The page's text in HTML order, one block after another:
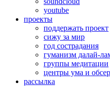
youtube
проекты
поддержать проект
сижу за мир
год сострадания
гуманизм далай-
группы медитации
центры ума и
рассылка